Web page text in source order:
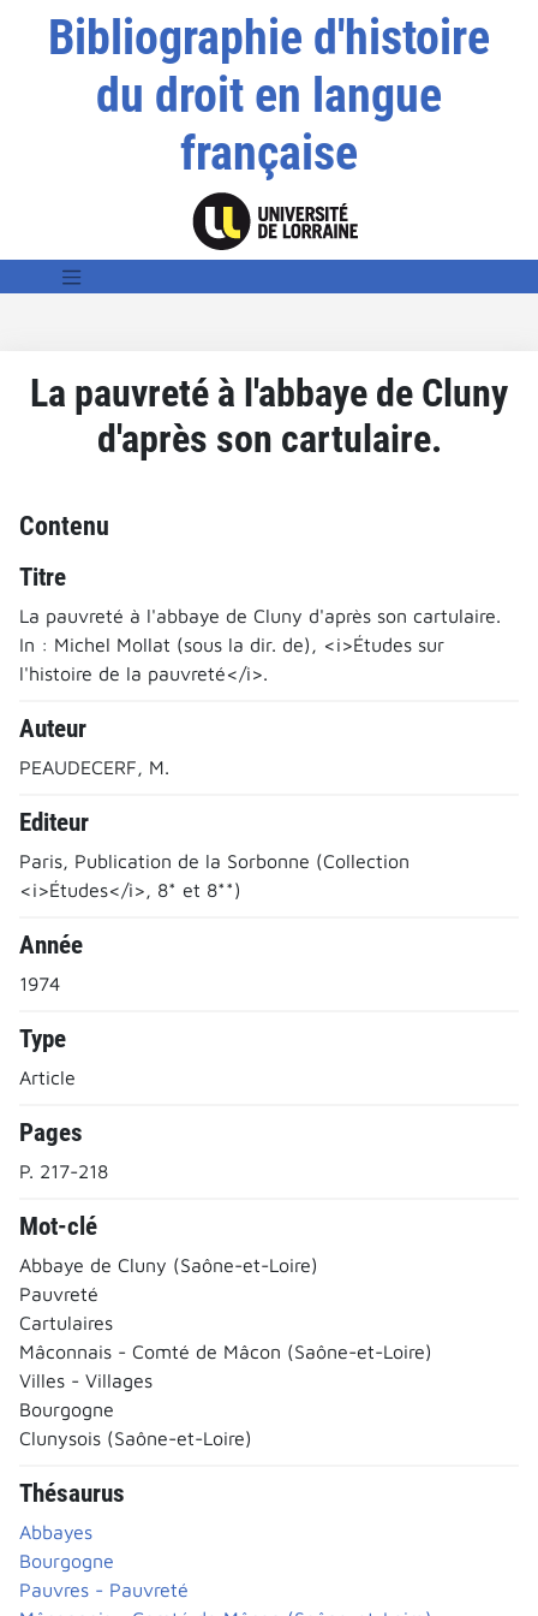
Bibliographie d'histoire
du droit en langue
française
La pauvreté à l'abbaye de Cluny
d'après son cartulaire.
Contenu
Titre
La pauvreté à l'abbaye de Cluny d'après son cartulaire.
In : Michel Mollat (sous la dir. de), <i>Études sur
l'histoire de la pauvreté</i>.
Auteur
PEAUDECERF, M.
Editeur
Paris, Publication de la Sorbonne (Collection
<i>Études</i>, 8* et 8**)
Année
1974
Type
Article
Pages
P. 217-218
Mot-clé
Abbaye de Cluny (Saône-et-Loire)
Pauvreté
Cartulaires
Mâconnais - Comté de Mâcon (Saône-et-Loire)
Villes - Villages
Bourgogne
Clunysois (Saône-et-Loire)
Thésaurus
Abbayes
Bourgogne
Pauvres - Pauvreté